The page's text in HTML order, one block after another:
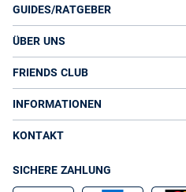
GUIDES/RATGEBER
ÜBER UNS
FRIENDS CLUB
INFORMATIONEN
KONTAKT
SICHERE ZAHLUNG